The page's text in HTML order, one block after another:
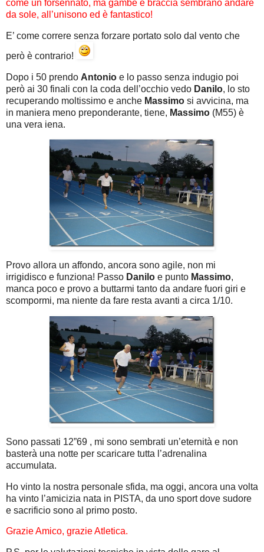
come un forsennato, ma gambe e braccia sembrano andare
da sole, all’unisono ed è fantastico!
E’ come correre senza forzare portato solo dal vento che
però è contrario!
Dopo i 50 prendo Antonio e lo passo senza indugio poi
però ai 30 finali con la coda dell’occhio vedo Danilo, lo sto
recuperando moltissimo e anche Massimo si avvicina, ma
in maniera meno preponderante, tiene, Massimo (M55) è
una vera iena.
Provo allora un affondo, ancora sono agile, non mi
irrigidisco e funziona! Passo Danilo e punto Massimo,
manca poco e provo a buttarmi tanto da andare fuori giri e
scompormi, ma niente da fare resta avanti a circa 1/10.
Sono passati 12”69 , mi sono sembrati un’eternità e non
basterà una notte per scaricare tutta l’adrenalina
accumulata.
Ho vinto la nostra personale sfida, ma oggi, ancora una volta
ha vinto l’amicizia nata in PISTA, da uno sport dove sudore
e sacrificio sono al primo posto.
Grazie Amico, grazie Atletica.